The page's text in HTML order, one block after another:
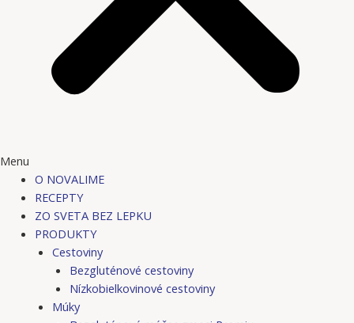
Menu
O NOVALIME
RECEPTY
ZO SVETA BEZ LEPKU
PRODUKTY
Cestoviny
Bezgluténové cestoviny
Nízkobielkovinové cestoviny
Múky